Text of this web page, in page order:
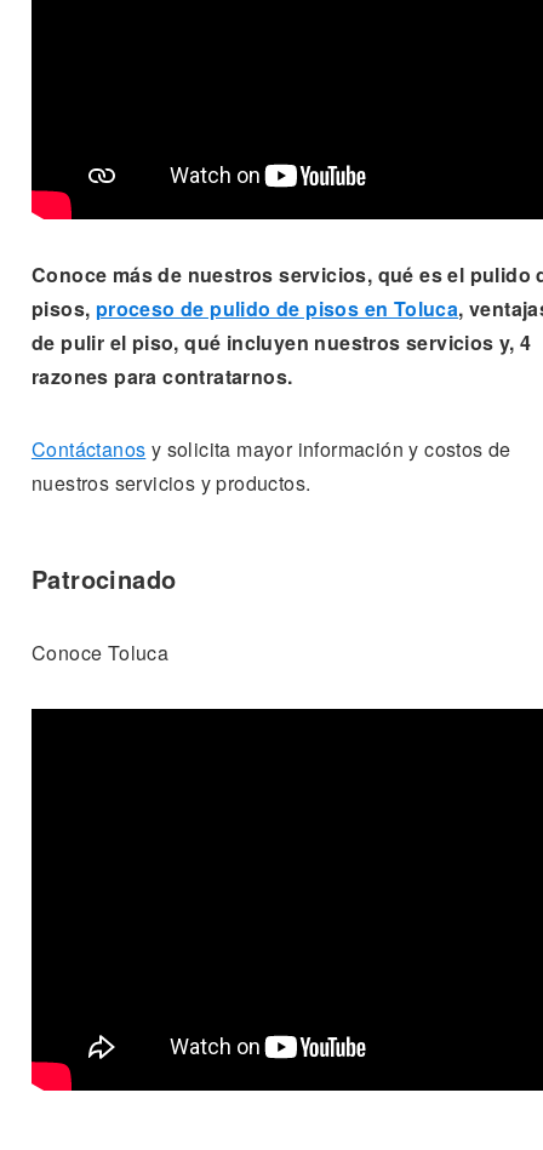
Conoce más de nuestros servicios, qué es el pulido
pisos, proceso de pulido de pisos en Toluca,
de pulir el piso, qué incluyen nuestros servicios y, 4
razones para contratarnos.
Contáctanos y solicita mayor información y costos de
nuestros servicios y productos.
Patrocinado
Conoce Toluca